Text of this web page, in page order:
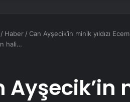
/ Haber / Can Ayşecik’in minik yıldızı
hali…
Ayşecik’in